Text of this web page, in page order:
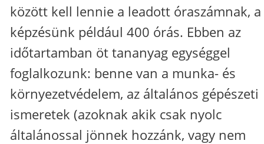
között kell lennie a leadott óraszámnak,
képzésünk például 400 órás. Ebben az
időtartamban öt tananyag egységgel
foglalkozunk: benne van a munka- és
környezetvédelem, az általános gépészeti
ismeretek (azoknak akik csak nyolc
általánossal jönnek hozzánk, vagy nem